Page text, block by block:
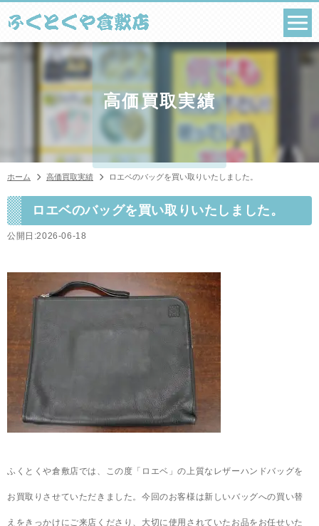
コ
高価買取実績
ホーム 高価買取実績 ロエベのバッグを買い取りいたしました。
ロエベのバッグを買い取りいたしました。
公開日:2026-06-18
ふくとくや倉敷店では、この度「ロエベ」の上質なレザーハンドバッグを
お買取りさせていただきました。今回のお客様は新しいバッグへの買い替
えをきっかけにご来店くださり、大切に使用されていたお品をお任せいた